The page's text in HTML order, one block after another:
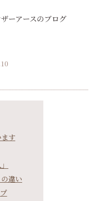
ーアースのブログ
す
違い